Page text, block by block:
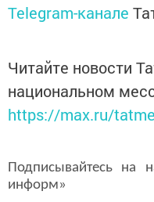
Telegram-канале
Читайте новости
национальном
https://max.ru/
Подписывайтесь на
информ»